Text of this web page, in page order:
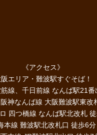
《アクセス》
エリア・難波駅すぐそば！
線、千日前線 なんば駅21
神なんば線 大阪難波駅東改
四つ橋線 なんば駅北改札
本線 難波駅北改札口 徒歩6分